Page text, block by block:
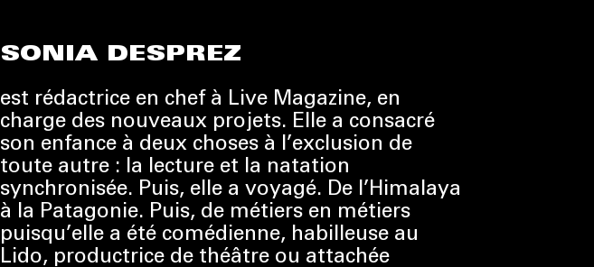
SONIA DESPREZ
est rédactrice en chef à Live Magazine, en
charge des nouveaux projets. Elle a consacré
son enfance à deux choses à l’exclusion de
toute autre : la lecture et la natation
synchronisée. Puis, elle a voyagé. De l’Himalaya
à la Patagonie. Puis, de métiers en métiers
puisqu’elle a été comédienne, habilleuse au
Lido, productrice de théâtre ou attachée